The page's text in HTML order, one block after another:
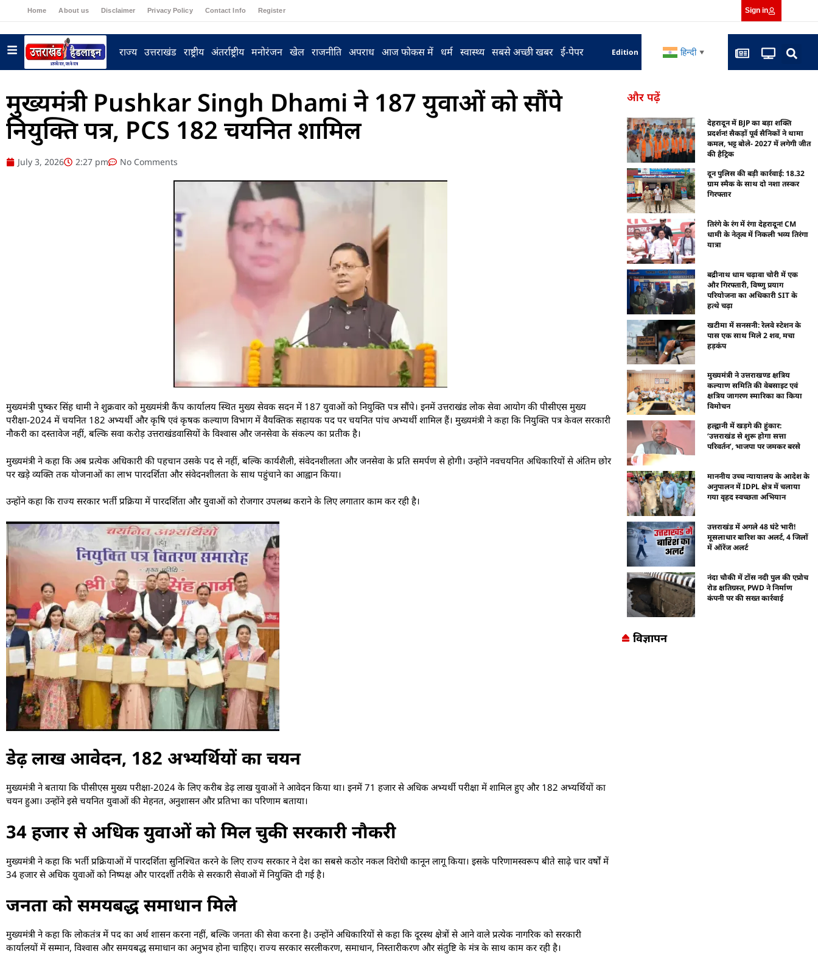
Home About us Disclaimer Privacy Policy Contact Info Register Sign in
राज्य उत्तराखंड राष्ट्रीय अंतर्राष्ट्रीय मनोरंजन खेल राजनीति अपराध आज फोकस में धर्म स्वास्थ्य सबसे अच्छी खबर ई-पेपर Edition हिन्दी ▼
मुख्यमंत्री Pushkar Singh Dhami ने 187 युवाओं को सौंपे
नियुक्ति पत्र, PCS 182 चयनित शामिल
July 3, 2026 2:27 pm No Comments
मुख्यमंत्री पुष्कर सिंह धामी ने शुक्रवार को मुख्यमंत्री कैंप कार्यालय स्थित मुख्य सेवक सदन में 187 युवाओं को नियुक्ति पत्र सौंपे। इनमें उत्तराखंड लोक सेवा आयोग की पीसीएस मुख्य
परीक्षा-2024 में चयनित 182 अभ्यर्थी और कृषि एवं कृषक कल्याण विभाग में वैयक्तिक सहायक पद पर चयनित पांच अभ्यर्थी शामिल हैं। मुख्यमंत्री ने कहा कि नियुक्ति पत्र केवल सरकारी
नौकरी का दस्तावेज नहीं, बल्कि सवा करोड़ उत्तराखंडवासियों के विश्वास और जनसेवा के संकल्प का प्रतीक है।
मुख्यमंत्री ने कहा कि अब प्रत्येक अधिकारी की पहचान उसके पद से नहीं, बल्कि कार्यशैली, संवेदनशीलता और जनसेवा के प्रति समर्पण से होगी। उन्होंने नवचयनित अधिकारियों से अंतिम छोर
पर खड़े व्यक्ति तक योजनाओं का लाभ पारदर्शिता और संवेदनशीलता के साथ पहुंचाने का आह्वान किया।
उन्होंने कहा कि राज्य सरकार भर्ती प्रक्रिया में पारदर्शिता और युवाओं को रोजगार उपलब्ध कराने के लिए लगातार काम कर रही है।
डेढ़ लाख आवेदन, 182 अभ्यर्थियों का चयन
मुख्यमंत्री ने बताया कि पीसीएस मुख्य परीक्षा-2024 के लिए करीब डेढ़ लाख युवाओं ने आवेदन किया था। इनमें 71 हजार से अधिक अभ्यर्थी परीक्षा में शामिल हुए और 182 अभ्यर्थियों का
चयन हुआ। उन्होंने इसे चयनित युवाओं की मेहनत, अनुशासन और प्रतिभा का परिणाम बताया।
34 हजार से अधिक युवाओं को मिल चुकी सरकारी नौकरी
मुख्यमंत्री ने कहा कि भर्ती प्रक्रियाओं में पारदर्शिता सुनिश्चित करने के लिए राज्य सरकार ने देश का सबसे कठोर नकल विरोधी कानून लागू किया। इसके परिणामस्वरूप बीते साढ़े चार वर्षों में
34 हजार से अधिक युवाओं को निष्पक्ष और पारदर्शी तरीके से सरकारी सेवाओं में नियुक्ति दी गई है।
जनता को समयबद्ध समाधान मिले
मुख्यमंत्री ने कहा कि लोकतंत्र में पद का अर्थ शासन करना नहीं, बल्कि जनता की सेवा करना है। उन्होंने अधिकारियों से कहा कि दूरस्थ क्षेत्रों से आने वाले प्रत्येक नागरिक को सरकारी
कार्यालयों में सम्मान, विश्वास और समयबद्ध समाधान का अनुभव होना चाहिए। राज्य सरकार सरलीकरण, समाधान, निस्तारीकरण और संतुष्टि के मंत्र के साथ काम कर रही है।
और पढ़ें
देहरादून में BJP का बड़ा शक्ति
प्रदर्शन! सैकड़ों पूर्व सैनिकों ने थामा
कमल, भट्ट बोले- 2027 में लगेगी जीत
की हैट्रिक
दून पुलिस की बड़ी कार्रवाई: 18.32
ग्राम स्मैक के साथ दो नशा तस्कर
गिरफ्तार
तिरंगे के रंग में रंगा देहरादून! CM
धामी के नेतृत्व में निकली भव्य तिरंगा
यात्रा
बद्रीनाथ धाम चढ़ावा चोरी में एक
और गिरफ्तारी, विष्णु प्रयाग
परियोजना का अधिकारी SIT के
हत्थे चढ़ा
खटीमा में सनसनी: रेलवे स्टेशन के
पास एक साथ मिले 2 शव, मचा
हड़कंप
मुख्यमंत्री ने उत्तराखण्ड क्षत्रिय
कल्याण समिति की वेबसाइट एवं
क्षत्रिय जागरण स्मारिका का किया
विमोचन
हल्द्वानी में खड़गे की हुंकार:
‘उत्तराखंड से शुरू होगा सत्ता
परिवर्तन’, भाजपा पर जमकर बरसे
माननीय उच्च न्यायालय के आदेश के
अनुपालन में IDPL क्षेत्र में चलाया
गया वृहद स्वच्छता अभियान
उत्तराखंड में अगले 48 घंटे भारी!
मूसलाधार बारिश का अलर्ट, 4 जिलों
में ऑरेंज अलर्ट
नंदा चौकी में टोंस नदी पुल की एप्रोच
रोड क्षतिग्रस्त, PWD ने निर्माण
कंपनी पर की सख्त कार्रवाई
विज्ञापन